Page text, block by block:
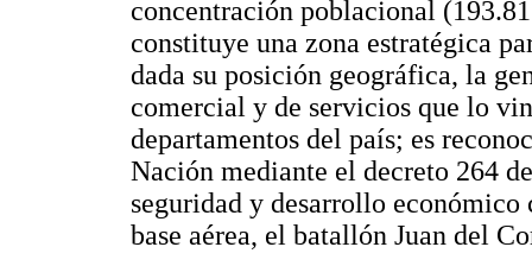
concentración poblacional
constituye una zona estratégica
dada su posición geográfica, la
comercial y de servicios que lo
departamentos del país; es
Nación mediante el decreto 264
seguridad y desarrollo
base aérea, el batallón Juan del